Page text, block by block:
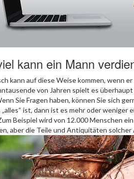
kann ein Mann
kann auf diese Weise kommen, wenn
von Jahren spielt es
Sie Fragen haben, können Sie sich
ist, dann ist es mehr oder weniger
Beispiel wird von 12.000 Menschen
aber die Teile und Antiquitäten solcher